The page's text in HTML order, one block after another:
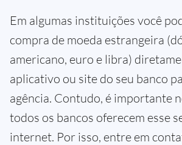
Em algumas instituições você
compra de moeda estrangeira
americano, euro e libra)
aplicativo ou site do seu banco
agência. Contudo, é importante
todos os bancos oferecem esse
internet. Por isso, entre em